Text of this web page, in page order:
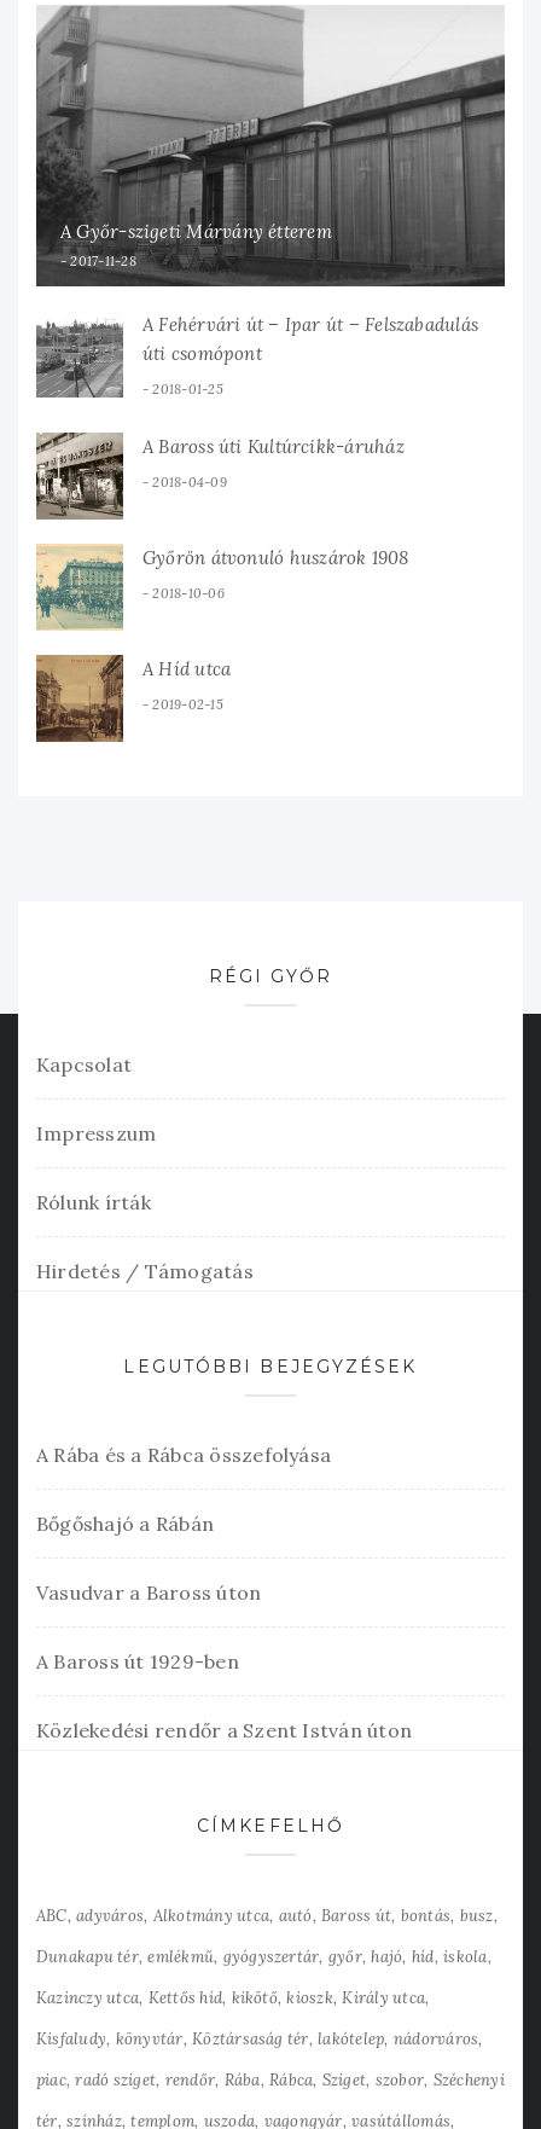
A Győr-szigeti Márvány étterem
2017-11-28
A Fehérvári út – Ipar út – Felszabadulás
úti csomópont
2018-01-25
A Baross úti Kultúrcikk-áruház
2018-04-09
Győrön átvonuló huszárok 1908
2018-10-06
A Híd utca
2019-02-15
RÉGI GYŐR
Kapcsolat
Impresszum
Rólunk írták
Hirdetés / Támogatás
LEGUTÓBBI BEJEGYZÉSEK
A Rába és a Rábca összefolyása
Bőgőshajó a Rábán
Vasudvar a Baross úton
A Baross út 1929-ben
Közlekedési rendőr a Szent István úton
CÍMKEFELHŐ
ABC adyváros Alkotmány utca autó Baross út bontás busz
Dunakapu tér emlékmű gyógyszertár győr hajó híd iskola
Kazinczy utca Kettős híd kikötő kioszk Király utca
Kisfaludy könyvtár Köztársaság tér lakótelep nádorváros
piac radó sziget rendőr Rába Rábca Sziget szobor Széchenyi
tér színház templom uszoda vagongyár vasútállomás